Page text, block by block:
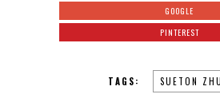
GOOGLE
PINTEREST
TAGS: SUETON